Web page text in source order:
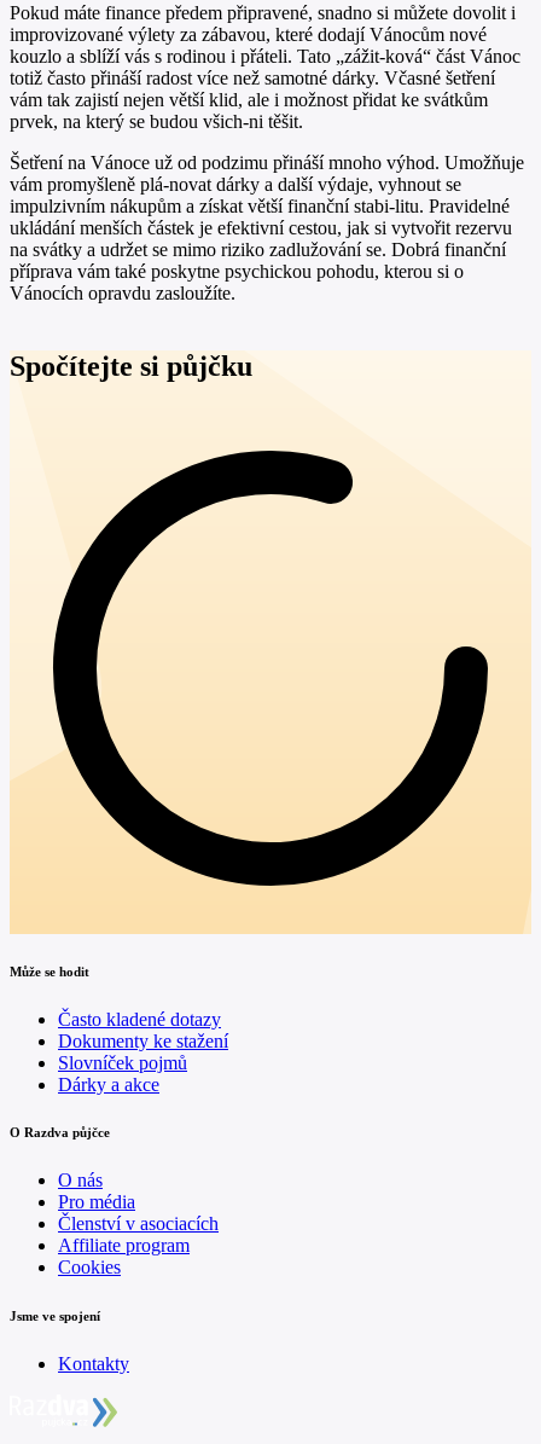
Pokud máte finance předem připravené, snadno si můžete dovolit i
improvizované výlety za zábavou, které dodají Vánocům nové
kouzlo a sblíží vás s rodinou i přáteli. Tato „zážit-ková“ část Vánoc
totiž často přináší radost více než samotné dárky. Včasné šetření
vám tak zajistí nejen větší klid, ale i možnost přidat ke svátkům
prvek, na který se budou všich-ni těšit.
Šetření na Vánoce už od podzimu přináší mnoho výhod. Umožňuje
vám promyšleně plá-novat dárky a další výdaje, vyhnout se
impulzivním nákupům a získat větší finanční stabi-litu. Pravidelné
ukládání menších částek je efektivní cestou, jak si vytvořit rezervu
na svátky a udržet se mimo riziko zadlužování se. Dobrá finanční
příprava vám také poskytne psychickou pohodu, kterou si o
Vánocích opravdu zasloužíte.
Spočítejte si půjčku
Může se hodit
Často kladené dotazy
Dokumenty ke stažení
Slovníček pojmů
Dárky a akce
O Razdva půjčce
O nás
Pro média
Členství v asociacích
Affiliate program
Cookies
Jsme ve spojení
Kontakty